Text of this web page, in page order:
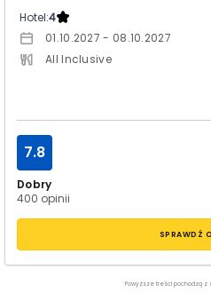
Hotel:4
01.10.2027 - 08.10.2027
All Inclusive
Dobry
400 opinii
7.8
SPRAWDŹ
Powyższe treści pochodzą z